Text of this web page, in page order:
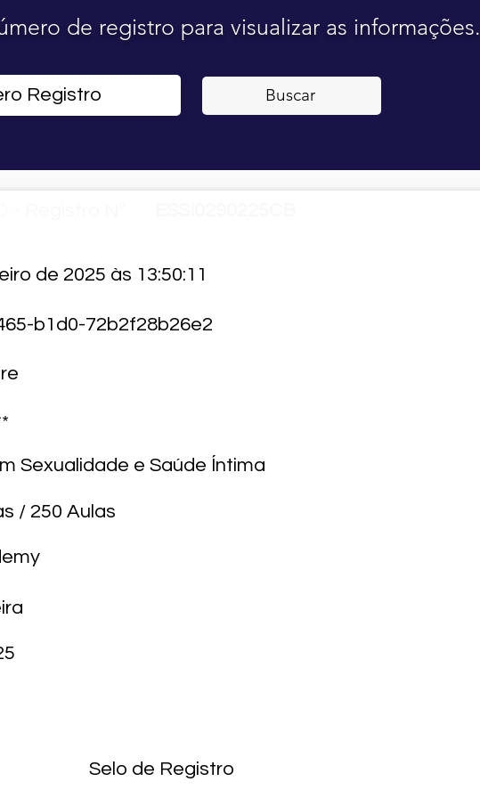
de registro para visualizar as informações.
Buscar
de 2025 às 13:50:11
b1d0-72b2f28b26e2
Sexualidade e Saúde Íntima
/ 250 Aulas
Selo de Registro